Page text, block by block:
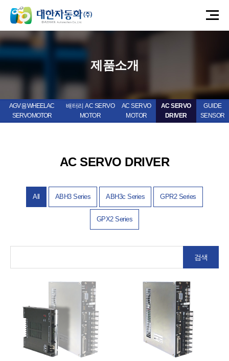
제품소개
AGV 용 WHEEL AC
SERVO MOTOR
배터리 AC SERVO
MOTOR
AC SERVO
MOTOR
AC SERVO
DRIVER
GUIDE
SENSOR
AC SERVO DRIVER
All ABH3 Series ABH3c Series GPR2 Series
GPX2 Series
검색